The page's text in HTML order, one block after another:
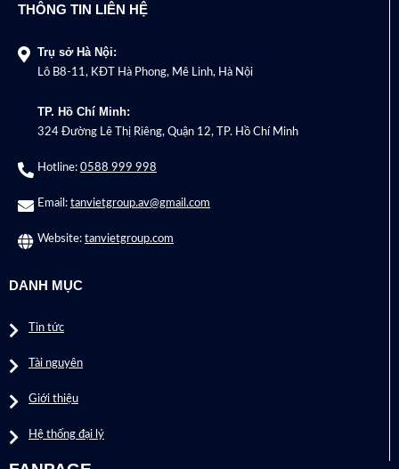
THÔNG TIN LIÊN HỆ
Trụ sở Hà Nội:
Lô B8-11, KĐT Hà Phong, Mê Linh, Hà Nội
TP. Hồ Chí Minh:
324 Đường Lê Thị Riêng, Quận 12, TP. Hồ Chí Minh
Hotline: 0588 999 998
Email: tanvietgroup.av@gmail.com
Website: tanvietgroup.com
DANH MỤC
Tin tức
Tài nguyên
Giới thiệu
Hệ thống đại lý